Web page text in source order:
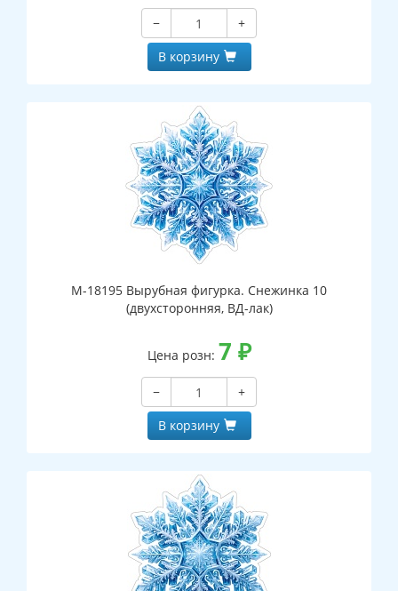
−
+
В корзину
М-18195 Вырубная фигурка. Снежинка 10
(двухсторонняя, ВД-лак)
Цена розн: 7 ₽
−
+
В корзину